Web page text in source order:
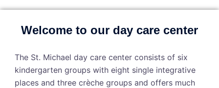
Welcome to our day care center
The St. Michael day care center consists of six
kindergarten groups with eight single integrative
places and three crèche groups and offers much